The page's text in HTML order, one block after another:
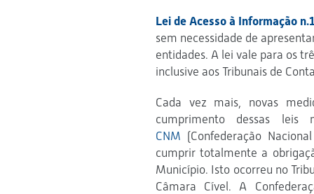
Lei de Acesso à Informação
sem necessidade de
entidades. A lei vale para os
inclusive aos Tribunais de
Cada vez mais, novas
cumprimento dessas
CNM (Confederação
cumprir totalmente a
Município. Isto ocorreu no
Câmara Cível. A